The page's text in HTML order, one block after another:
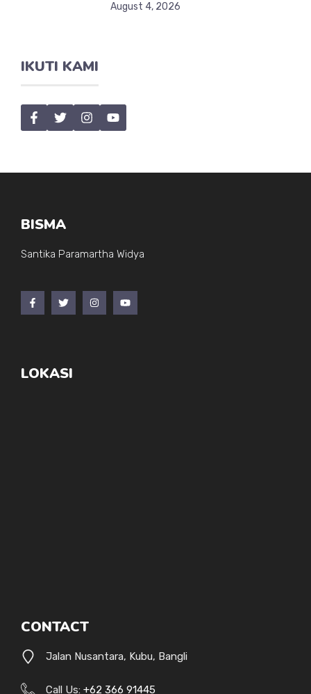
August 4, 2026
IKUTI KAMI
BISMA
Santika Paramartha Widya
LOKASI
CONTACT
Jalan Nusantara, Kubu, Bangli
Call Us: +62 366 91445